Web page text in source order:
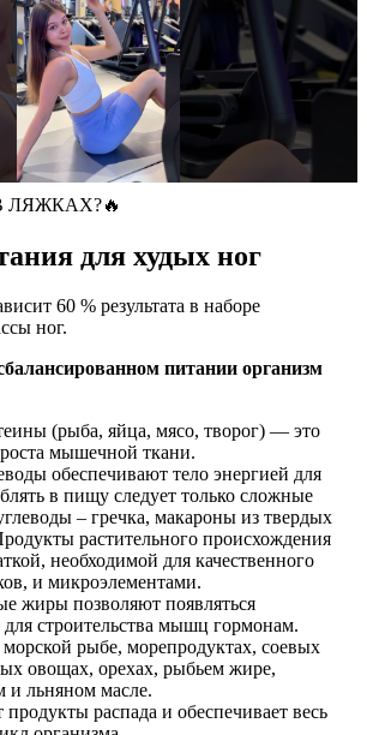
ЛЯЖКАХ?🔥
для худых ног
60 % результата в наборе
ног.
питании организм
(рыба, яйца, мясо, творог) — это
мышечной ткани.
обеспечивают тело энергией для
в пищу следует только сложные
– гречка, макароны из твердых
растительного происхождения
необходимой для качественного
и микроэлементами.
жиры позволяют появляться
строительства мышц гормонам.
рыбе, морепродуктах, соевых
овощах, орехах, рыбьем жире,
и льняном масле.
распада и обеспечивает весь